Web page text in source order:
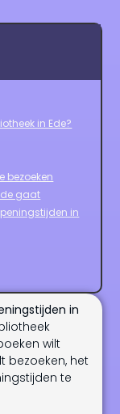
in
wilt
bezoeken, het
te
in Ede?
bezoeken
gaat
in